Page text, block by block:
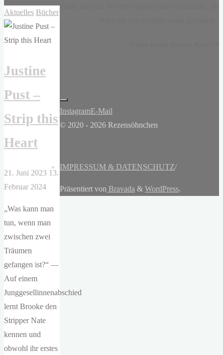
Aktuelles Bücher
Justine
Pust –
Strip this
Heart
21. Juni 2023 13.
Februar 2024
„Was kann man
tun, wenn man
zwischen zwei
Träumen
gefangen ist?“ —
Auf einem
Junggesellinnenabschied
lernt Brooke den
Stripper Nate
kennen und
obwohl ihr erstes
InstagramE-Mail
© 2020 - 2026 Rezensöhnchen
IMPRESSUM & DATENSCHUTZ/
Präsentiert von Bravada & WordPress.